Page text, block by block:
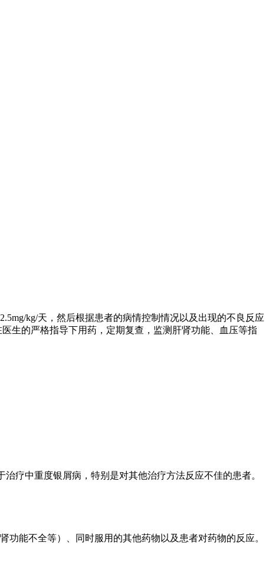
kg/天，然后根据患者的病情控制情况以及出现的不良反应
生的严格指导下用药，定期复查，监测肝肾功能、血压等指
疗中重度银屑病，特别是对其他治疗方法反应不佳的患者。
能不全等）、同时服用的其他药物以及患者对药物的反应。